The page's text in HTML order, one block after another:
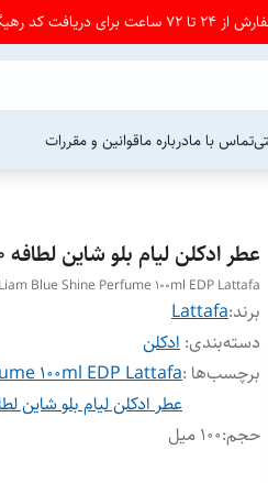
فروشگاه 09164011655 پی ام بدین
تماس با مادرباره ماقوانین و مقررات
عطر ادکلن لیام بلو شاین لطافه ۱۰۰ میل اصل
Liam Blue Shine Perfume 100ml EDP Lattafa
برند:Lattafa
دسته‌بندی: ادکلن
برچسب‌ها :100ml EDP Lattafa
عطر ادکلن لیام بلو شاین لطافه ۱۰۰
حجم:۱۰۰ میل